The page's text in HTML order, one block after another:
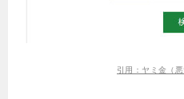
引用：ヤミ金（